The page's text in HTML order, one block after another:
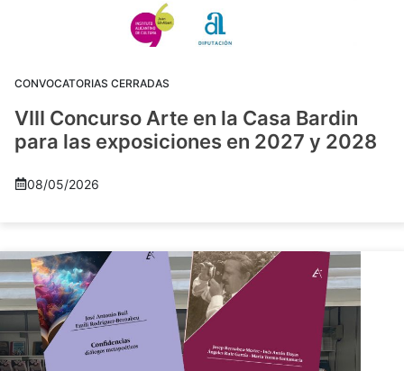
CONVOCATORIAS CERRADAS
VIII Concurso Arte en la Casa Bardin
para las exposiciones en 2027 y 2028
08/05/2026